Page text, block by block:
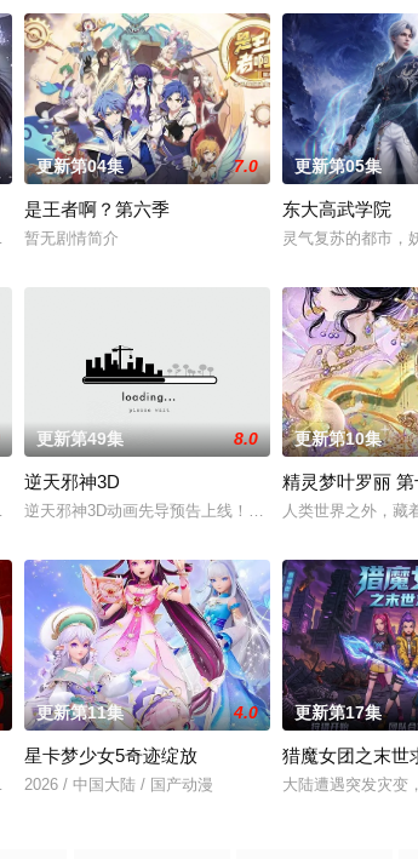
合潮流、呈现崭新的花仙子世界。
落凡尘沦为底层杂役！身怀绝世造化神丹与逆天功法，
更新第04集 7.0
是王者啊？第六季
暂无剧情简介
更新第05集
东大高武学院
灵气复苏的都市，
婚。两人在洞房夜发起暗杀，却发现彼此皆是不死之身
生武脉，再现世间！醉卧美人膝，成就丹道至尊！
更新第49集 8.0
逆天邪神3D
逆天邪神3D动画先导预告上线！掌天毒之珠，承邪神之
更新第10集
精灵梦叶罗丽 第
人类世界之外，藏
万血雨，洒落万古岁月，经历无数时空的熬炼，岁月长
为期一年的守夜人集训考核，成为了正式的守夜人后，
更新第11集 4.0
星卡梦少女5奇迹绽放
2026 / 中国大陆 / 国产动漫
更新第17集
猎魔女团之末世
大陆遭遇突发灾变